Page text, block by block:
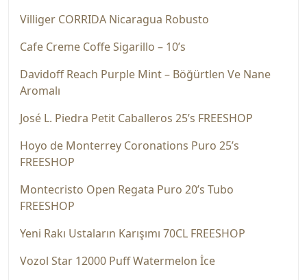
Villiger CORRIDA Nicaragua Robusto
Cafe Creme Coffe Sigarillo – 10’s
Davidoff Reach Purple Mint – Böğürtlen Ve Nane
Aromalı
José L. Piedra Petit Caballeros 25’s FREESHOP
Hoyo de Monterrey Coronations Puro 25’s
FREESHOP
Montecristo Open Regata Puro 20’s Tubo
FREESHOP
Yeni Rakı Ustaların Karışımı 70CL FREESHOP
Vozol Star 12000 Puff Watermelon İce